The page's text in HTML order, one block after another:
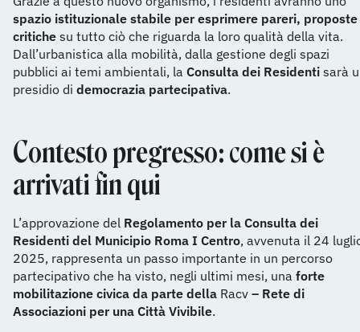
spazio istituzionale stabile per esprimere pareri, proposte
critiche su tutto ciò che riguarda la loro qualità della vita.
Dall’urbanistica alla mobilità, dalla gestione degli spazi
pubblici ai temi ambientali, la Consulta dei Residenti sarà
presidio di democrazia partecipativa.
Contesto pregresso: come si è
arrivati fin qui
L’approvazione del Regolamento per la Consulta dei
Residenti del Municipio Roma I Centro, avvenuta il 24
2025, rappresenta un passo importante in un percorso
partecipativo che ha visto, negli ultimi mesi, una forte
mobilitazione civica da parte della Racv – Rete di
Associazioni per una Città Vivibile.